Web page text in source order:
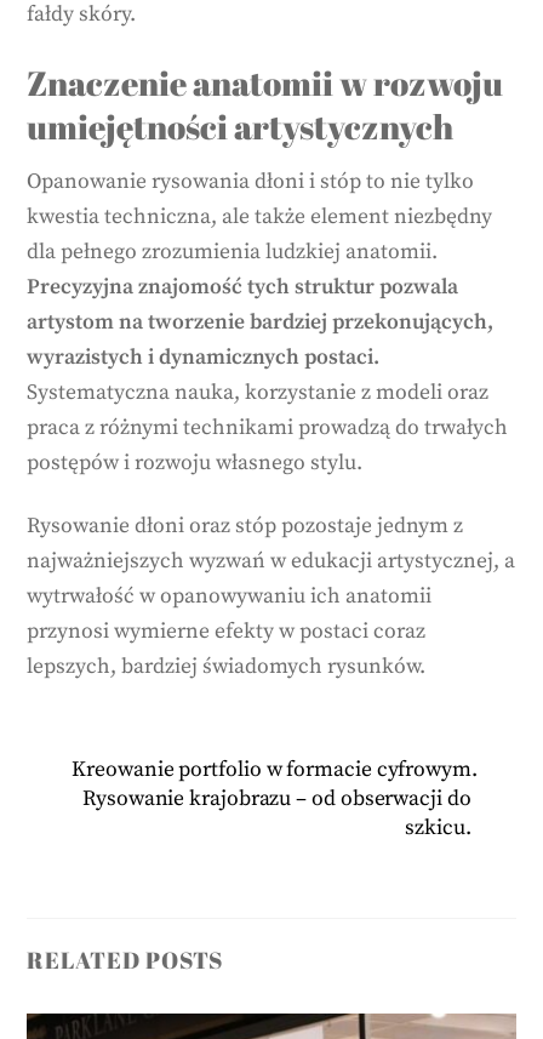
fałdy skóry.
Znaczenie anatomii w rozwoju
umiejętności artystycznych
Opanowanie rysowania dłoni i stóp to nie tylko
kwestia techniczna, ale także element niezbędny
dla pełnego zrozumienia ludzkiej anatomii.
Precyzyjna znajomość tych struktur pozwala
artystom na tworzenie bardziej przekonujących,
wyrazistych i dynamicznych postaci.
Systematyczna nauka, korzystanie z modeli oraz
praca z różnymi technikami prowadzą do trwałych
postępów i rozwoju własnego stylu.
Rysowanie dłoni oraz stóp pozostaje jednym z
najważniejszych wyzwań w edukacji artystycznej, a
wytrwałość w opanowywaniu ich anatomii
przynosi wymierne efekty w postaci coraz
lepszych, bardziej świadomych rysunków.
Kreowanie portfolio w formacie cyfrowym.
Rysowanie krajobrazu – od obserwacji do
szkicu.
RELATED POSTS